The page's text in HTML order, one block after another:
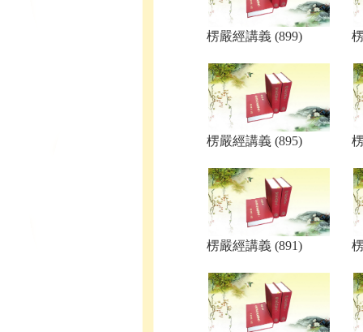
楞嚴經講義 (899)
楞嚴經講義 (895)
楞嚴經講義 (891)